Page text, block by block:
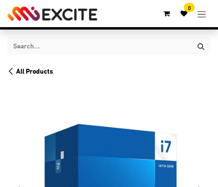
Skip to Content 0
All Products